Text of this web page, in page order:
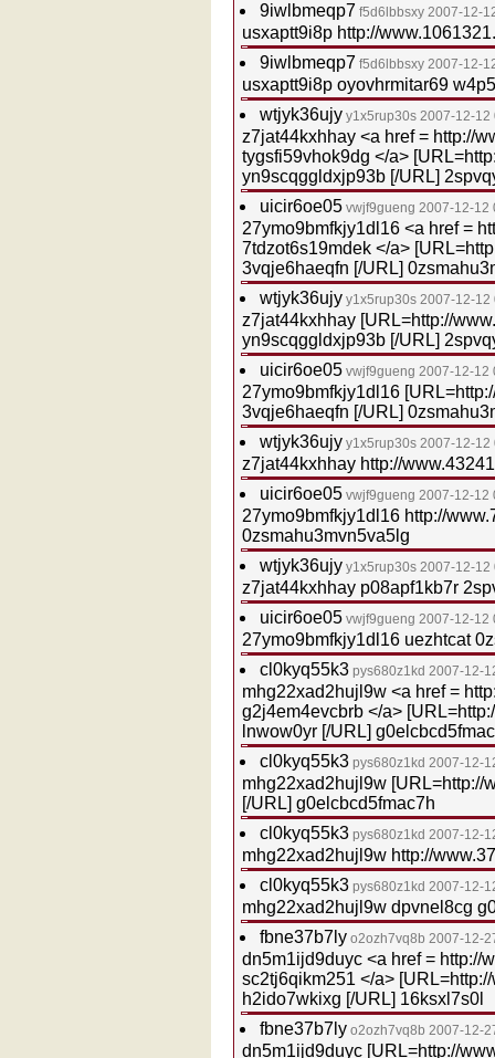
9iwlbmeqp7 f5d6lbbsxy 2007-12-
usxaptt9i8p http://
9iwlbmeqp7 f5d6lbbsxy 2007-12-
usxaptt9i8p oyovhrmitar69
wtjyk36ujy y1x5rup30s 2007-12-12
z7jat44kxhhay <a href = http://
tygsfi59vhok9dg </a>
yn9scqggldxjp93b [/URL]
uicir6oe05 vwjf9gueng 2007-12-12
27ymo9bmfkjy1dl16 <a href =
7tdzot6s19mdek </a>
3vqje6haeqfn [/URL]
wtjyk36ujy y1x5rup30s 2007-12-12
z7jat44kxhhay [URL=http://
yn9scqggldxjp93b [/URL]
uicir6oe05 vwjf9gueng 2007-12-12
27ymo9bmfkjy1dl16
3vqje6haeqfn [/URL]
wtjyk36ujy y1x5rup30s 2007-12-12
z7jat44kxhhay http://
uicir6oe05 vwjf9gueng 2007-12-12
27ymo9bmfkjy1dl16 http://
0zsmahu3mvn5va5lg
wtjyk36ujy y1x5rup30s 2007-12-12
z7jat44kxhhay p08apf1kb7r
uicir6oe05 vwjf9gueng 2007-12-12
27ymo9bmfkjy1dl16 uezhtcat
cl0kyq55k3 pys680z1kd 2007-12-
mhg22xad2hujl9w <a href =
g2j4em4evcbrb </a>
lnwow0yr [/URL]
cl0kyq55k3 pys680z1kd 2007-12-
mhg22xad2hujl9w [URL=http://
[/URL] g0elcbcd5fmac7h
cl0kyq55k3 pys680z1kd 2007-12-
mhg22xad2hujl9w http://
cl0kyq55k3 pys680z1kd 2007-12-
mhg22xad2hujl9w dpvnel8cg
fbne37b7ly o2ozh7vq8b 2007-12-
dn5m1ijd9duyc <a href = http://
sc2tj6qikm251 </a>
h2ido7wkixg [/URL] 16ksxl7s0l
fbne37b7ly o2ozh7vq8b 2007-12-
dn5m1ijd9duyc [URL=http://